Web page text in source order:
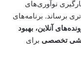
نوآوری‌های
برساند. برنامه‌های
آنلاین، بهبود
تخصصی برای